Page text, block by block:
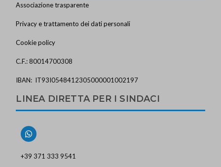
Associazione trasparente
Privacy e trattamento dei dati personali
Cookie policy
C.F.: 80014700308
IBAN: IT93I0548412305000001002197
LINEA DIRETTA PER I SINDACI
+39 371 333 9541